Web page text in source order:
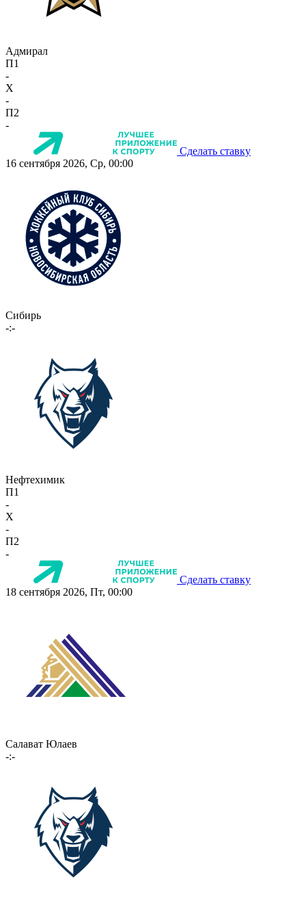
Адмирал
П1
-
X
-
П2
-
Сделать ставку
16 сентября 2026, Ср, 00:00
Сибирь
-:-
Нефтехимик
П1
-
X
-
П2
-
Сделать ставку
18 сентября 2026, Пт, 00:00
Салават Юлаев
-:-